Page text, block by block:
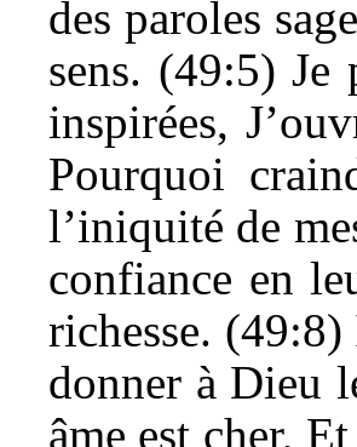
des paroles
sens. (49:5) Je
inspirées,
Pourquoi
l’iniquité de
confiance en
richesse.
donner à Dieu
âme est cher,